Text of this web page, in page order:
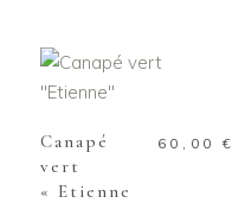
AJOUTER AU
PANIER
Canapé
vert
« Etienne
60,00€